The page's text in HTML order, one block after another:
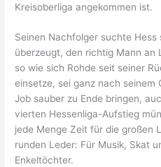
Kreisoberliga angekommen ist.
Seinen Nachfolger suchte
überzeugt, den richtig Mann an
so wie sich Rohde seit seiner
einsetze, sei ganz nach seinem
Job sauber zu Ende bringen,
vierten Hessenliga-Aufstieg
jede Menge Zeit für die großen
runden Leder: Für Musik, Skat
Enkeltöchter.